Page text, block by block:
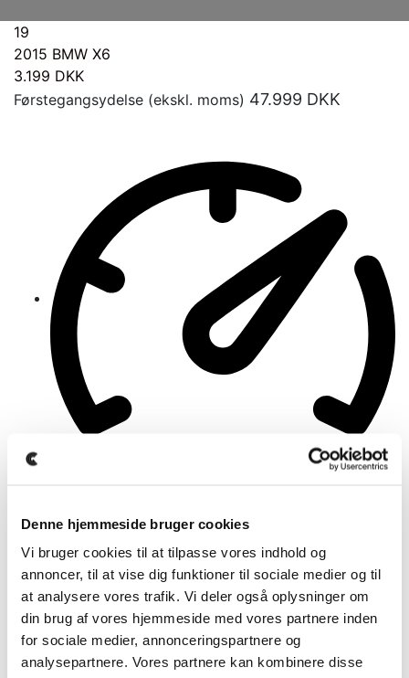
Denne hjemmeside bruger cookies
Vi bruger cookies til at tilpasse vores indhold og
annoncer, til at vise dig funktioner til sociale medier og til
at analysere vores trafik. Vi deler også oplysninger om
din brug af vores hjemmeside med vores partnere inden
for sociale medier, annonceringspartnere og
analysepartnere. Vores partnere kan kombinere disse
19
2015 BMW X6
3.199 DKK
Førstegangsydelse (ekskl. moms) 47.999 DKK
Automatisk